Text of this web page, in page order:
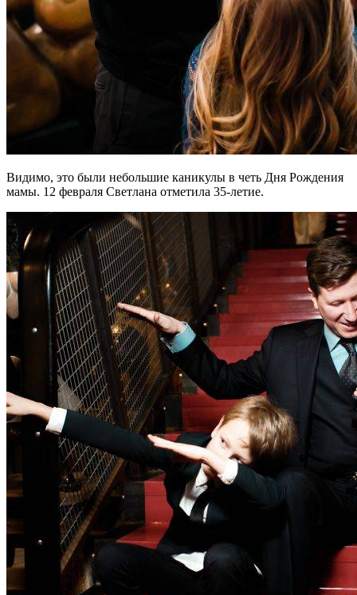
Видимо, это были небольшие каникулы в четь Дня Рождения
мамы. 12 февраля Светлана отметила 35-летие.